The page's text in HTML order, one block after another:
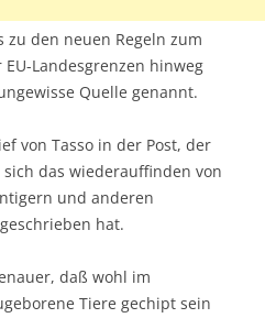
zu den neuen Regeln zum
Landesgrenzen hinweg
Quelle genannt.
von Tasso in der Post, der
das wiederauffinden von
und anderen
hat.
daß wohl im
Tiere gechipt sein